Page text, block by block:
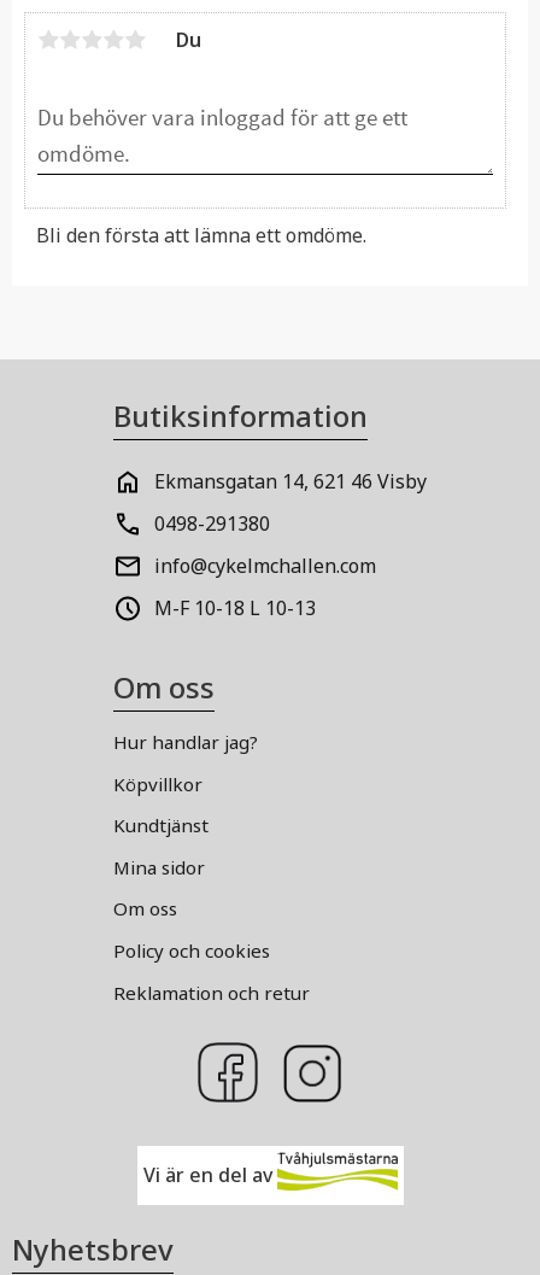
Du
Bli den första att lämna ett omdöme.
Butiksinformation
Ekmansgatan 14, 621 46 Visby
0498-291380
info@cykelmchallen.com
M-F 10-18 L 10-13
Om oss
Hur handlar jag?
Köpvillkor
Kundtjänst
Mina sidor
Om oss
Policy och cookies
Reklamation och retur
Vi är en del av
Nyhetsbrev